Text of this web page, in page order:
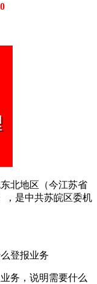
东北地区（今江苏省
，是中共苏皖区委机
登报业务
务，说明需要什么